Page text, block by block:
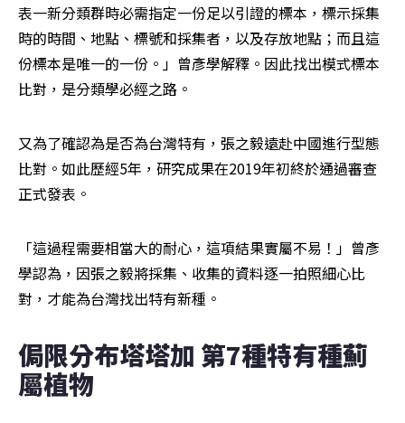
表一新分類群時必需指定一份足以引證的標本，標示採集
時的時間、地點、標號和採集者，以及存放地點；而且這
份標本是唯一的一份。」曾彥學解釋。因此找出模式標本
比對，是分類學必經之路。
又為了確認為是否為台灣特有，張之毅遠赴中國進行型態
比對。如此歷經5年，研究成果在2019年初終於通過審查
正式發表。
「這過程需要相當大的耐心，這項結果實屬不易！」曾彥
學認為，因張之毅將採集、收集的資料逐一拍照細心比
對，才能為台灣找出特有新種。
侷限分布塔塔加 第7種特有種薊
屬植物